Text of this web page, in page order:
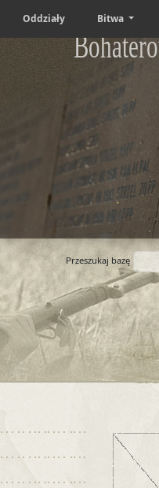
Oddziały Bitwa
Przeszukaj bazę